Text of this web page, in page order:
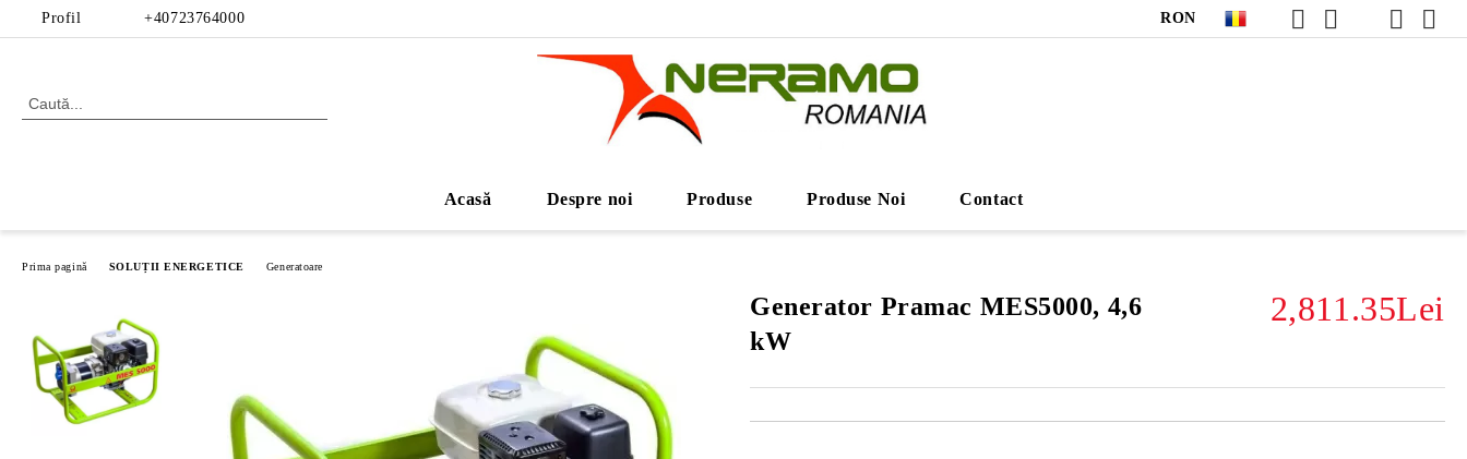
Profil +40723764000 RON
Acasă Despre noi Produse Produse Noi Contact
Prima pagină SOLUȚII ENERGETICE Generatoare
Generator Pramac MES5000, 4,6
kW
2,811.35Lei